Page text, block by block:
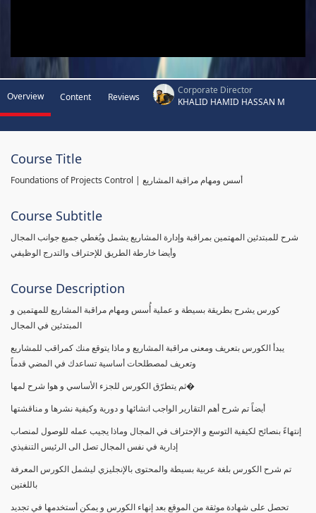
Overview Content Reviews
Corporate Director
KHALID HAMID HASSAN M
Course Title
Foundations of Projects Control | أسس ومهام مراقبة المشاريع
Course Subtitle
شرح للمبتدئين المهتمين بمراقبة وإدارة المشاريع يشمل ويُغطي جميع جوانب المجال
وأيضا خارطة الطريق للإحتراف والتدرج الوظيفي
Course Description
كورس يشرح بطريقة بسيطة و عملية أُسس ومهام مراقبة المشاريع للمهتمين و
المبتدئين في المجال
يبدأ الكورس بتعريف ومعنى مراقبة المشاريع و ماذا يتوقع منك كمراقب للمشاريع
وتعريف لمصطلحات أساسية تساعدك في المضي قدماً
ثم يتطرّق الكورس للجزء الأساسي و هوا شرح لمها�
أيضاً تم شرح أهم التقارير الواجب انشائها و دورية وكيفية نشرها و مناقشتها
إنتهاءً بنصائح لكيفية التوسع و الإحتراف في المجال وماذا يجيب عمله للوصول لمنصاب
إدارية في نفس المجال تصل الى الرئيس التنفيذي
تم شرح الكورس بلغة عربية بسيطة والمحتوى بالإنجليزي ليشمل الكورس المعرفة
باللغتين
تحصل على شهادة موثقة من الموقع بعد إنهاء الكورس و يمكن أستخدمها في تجديد